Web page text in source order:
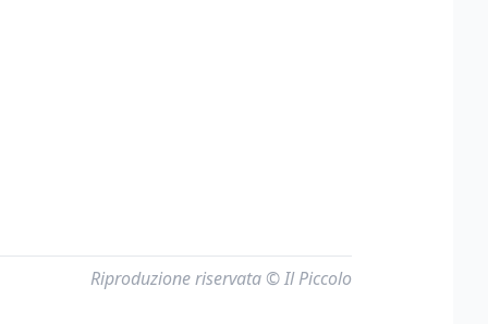
Riproduzione riservata © Il Piccolo